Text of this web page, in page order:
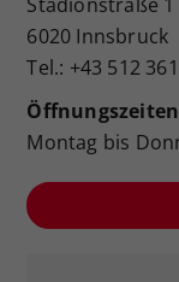
6020 Innsbruck
Tel.: +43 512
Montag bis